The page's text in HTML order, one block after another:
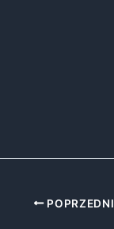
POPRZEDNI